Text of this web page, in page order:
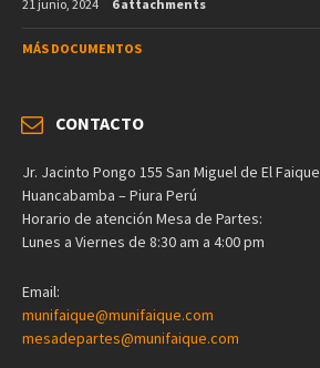
21 junio, 2024 6 attachments
MÁS DOCUMENTOS
CONTACTO
Jr. Jacinto Pongo 155 San Miguel de El Faique
Huancabamba – Piura Perú
Horario de atención Mesa de Partes:
Lunes a Viernes de 8:30 am a 4:00 pm
Email:
munifaique@munifaique.com
mesadepartes@munifaique.com